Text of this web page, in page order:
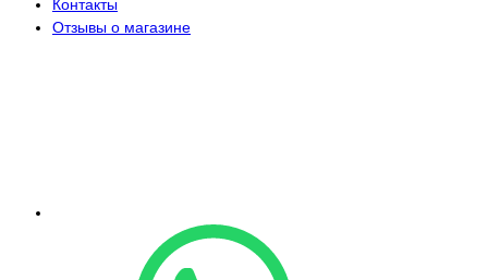
Контакты
Отзывы о магазине